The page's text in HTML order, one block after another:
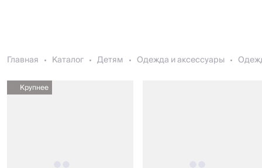
Главная Каталог Детям Одежда и аксессуары
Крупнее